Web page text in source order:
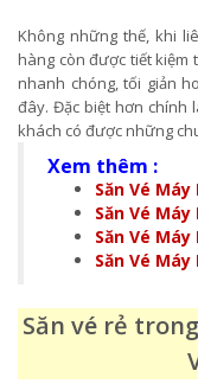
Không những thế, khi
hàng còn được tiết
nhanh chóng, tối giản
đây. Đặc biệt hơn chính
khách có được những
Xem thêm :
Săn Vé
Săn Vé
Săn Vé
Săn Vé
Săn vé rẻ